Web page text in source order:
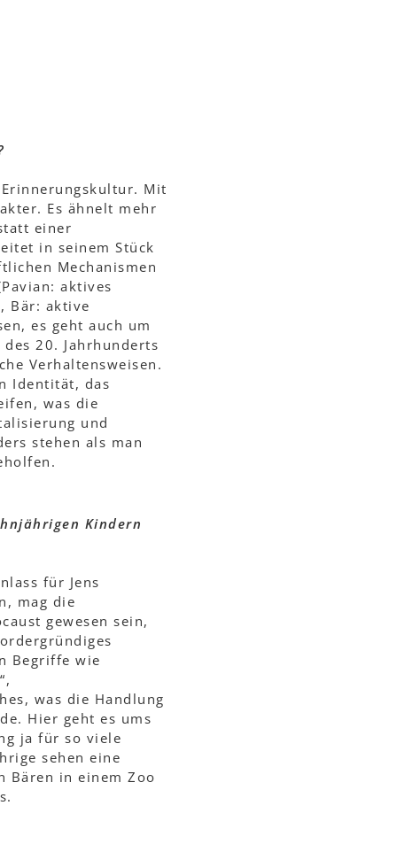
Mit
Es ähnelt mehr
einer
in seinem Stück
Mechanismen
aktives
Bär: aktive
es geht auch um
20. Jahrhunderts
Verhaltensweisen.
Identität, das
was die
und
stehen als man
Kindern
für Jens
mag die
gewesen sein,
Begriffe wie
was die Handlung
Hier geht es ums
ja für so viele
sehen eine
Bären in einem Zoo